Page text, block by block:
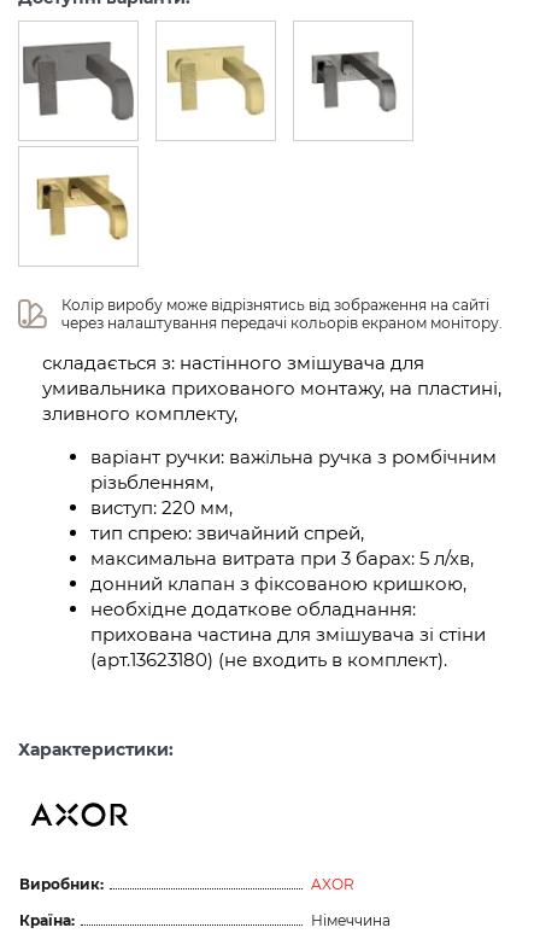
Колір виробу може відрізнятись від зображення на сайті
через налаштування передачі кольорів екраном монітору.
складається з: настінного змішувача для
умивальника прихованого монтажу, на пластині,
зливного комплекту,
варіант ручки: важільна ручка з ромбічним
різьбленням,
виступ: 220 мм,
тип спрею: звичайний спрей,
максимальна витрата при 3 барах: 5 л/хв,
донний клапан з фіксованою кришкою,
необхідне додаткове обладнання:
прихована частина для змішувача зі стіни
(арт.13623180) (не входить в комплект).
Характеристики:
Виробник:
AXOR
Країна:
Німеччина